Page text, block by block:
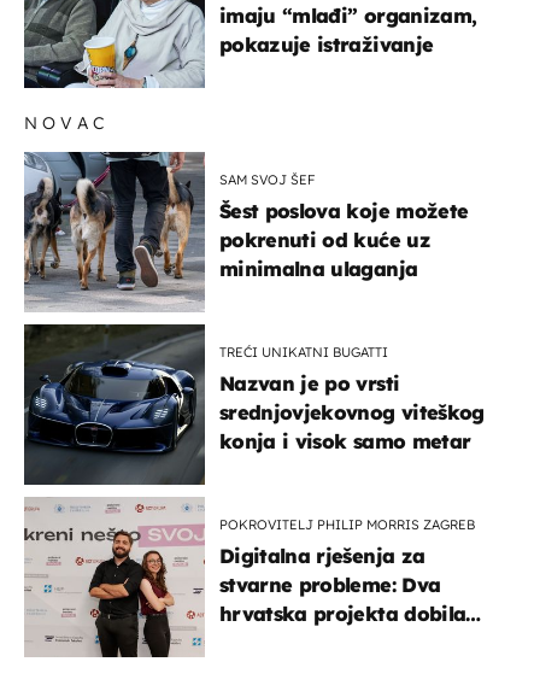
imaju “mlađi” organizam,
pokazuje istraživanje
NOVAC
SAM SVOJ ŠEF
Šest poslova koje možete
pokrenuti od kuće uz
minimalna ulaganja
TREĆI UNIKATNI BUGATTI
Nazvan je po vrsti
srednjovjekovnog viteškog
konja i visok samo metar
POKROVITELJ PHILIP MORRIS ZAGREB
Digitalna rješenja za
stvarne probleme: Dva
hrvatska projekta dobila